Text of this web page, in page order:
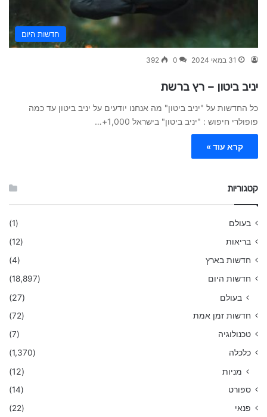
חדשות היום
31 במאי 2024 0
392
יניב ביטון – רץ ברשת
כל החדשות על "יניב ביטון" מה אנחנו יודעים על יניב ביטון עד כמה
פופולרי חיפוש : "יניב ביטון" בישראל 1,000+…
קרא עוד »
קטגוריות
בעולם
(1)
בריאות
(12)
חדשות בארץ
(4)
חדשות היום
(18,897)
בעולם (27)
חדשות זמן אמת
(72)
טכנולוגיה
(7)
כלכלה
(1,370)
מניות (12)
ספורט
(14)
פנאי
(22)